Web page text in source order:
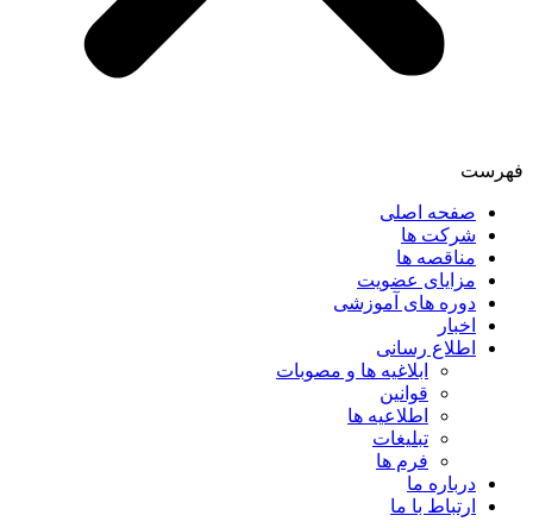
فهرست
صفحه اصلی
شرکت ها
مناقصه ها
مزایای عضویت
دوره های آموزشی
اخبار
اطلاع رسانی
ابلاغیه ها و مصوبات
قوانین
اطلاعیه ها
تبلیغات
فرم ها
درباره ما
ارتباط با ما